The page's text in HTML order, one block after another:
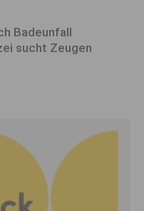
Badeunfall
sucht Zeugen